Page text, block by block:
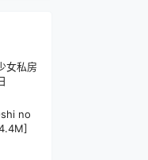
女私房
no